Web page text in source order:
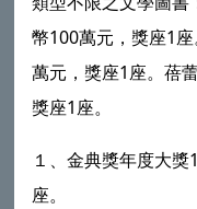
幣100萬元，獎座1
萬元，獎座1座。蓓
獎座1座。
１、金典獎年度大
座。